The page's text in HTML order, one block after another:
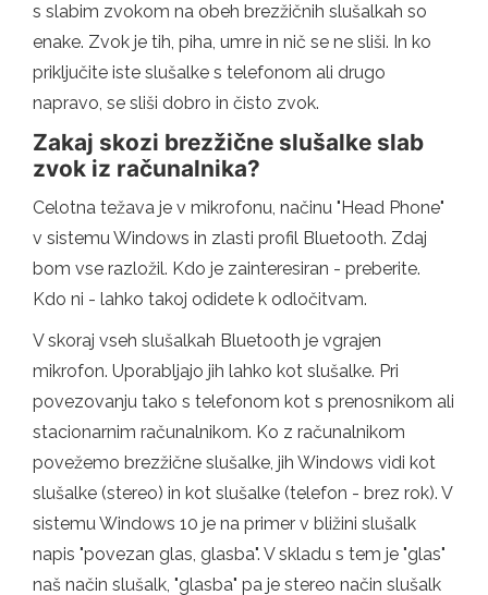
s slabim zvokom na obeh brezžičnih slušalkah so
enake. Zvok je tih, piha, umre in nič se ne sliši. In ko
priključite iste slušalke s telefonom ali drugo
napravo, se sliši dobro in čisto zvok.
Zakaj skozi brezžične slušalke slab
zvok iz računalnika?
Celotna težava je v mikrofonu, načinu "Head Phone"
v sistemu Windows in zlasti profil Bluetooth. Zdaj
bom vse razložil. Kdo je zainteresiran - preberite.
Kdo ni - lahko takoj odidete k odločitvam.
V skoraj vseh slušalkah Bluetooth je vgrajen
mikrofon. Uporabljajo jih lahko kot slušalke. Pri
povezovanju tako s telefonom kot s prenosnikom ali
stacionarnim računalnikom. Ko z računalnikom
povežemo brezžične slušalke, jih Windows vidi kot
slušalke (stereo) in kot slušalke (telefon - brez rok). V
sistemu Windows 10 je na primer v bližini slušalk
napis "povezan glas, glasba". V skladu s tem je "glas"
naš način slušalk, "glasba" pa je stereo način slušalk